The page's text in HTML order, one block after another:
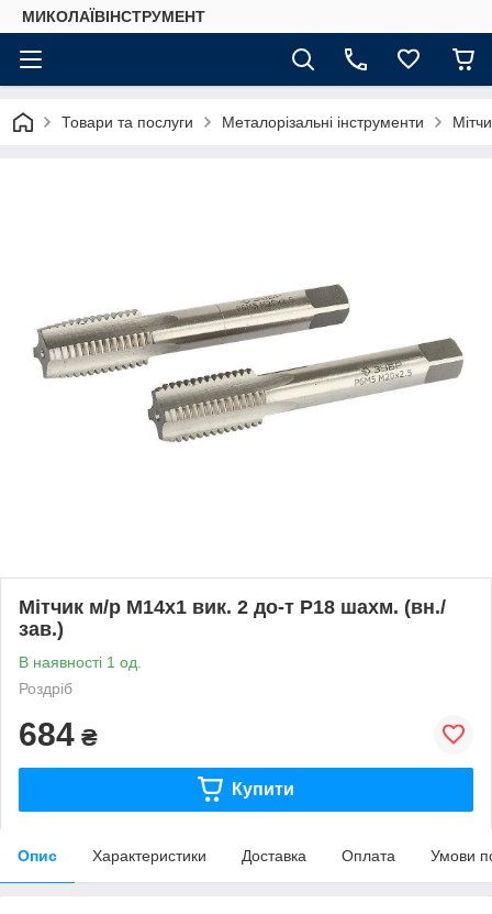
МИКОЛАЇВІНСТРУМЕНТ
Товари та послуги Металорізальні інструменти
Мітчик м/р М14х1 вик. 2 до-т Р18 шахм. (вн./
зав.)
В наявності 1 од.
Роздріб
684 ₴
Купити
Опис Характеристики Доставка Оплата Умови